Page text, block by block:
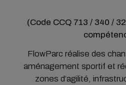
(Code CCQ 713 / 340 /
FlowParc réalise des
aménagement sportif et
zones d’agilité,